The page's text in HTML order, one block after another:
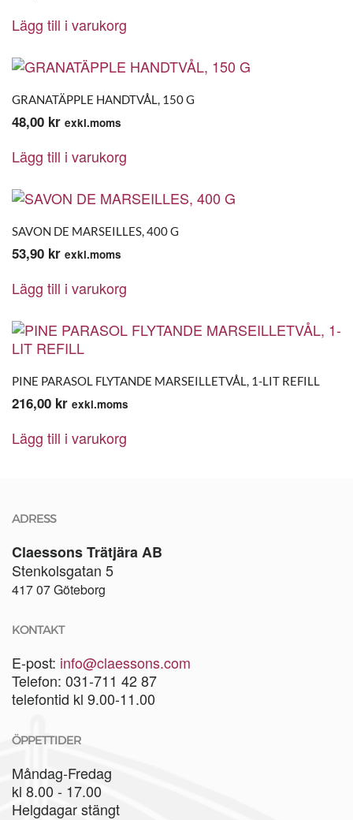
Lägg till i varukorg
GRANATÄPPLE HANDTVÅL, 150 G
48,00 kr exkl.moms
Lägg till i varukorg
SAVON DE MARSEILLES, 400 G
53,90 kr exkl.moms
Lägg till i varukorg
PINE PARASOL FLYTANDE MARSEILLETVÅL, 1-LIT REFILL
216,00 kr exkl.moms
Lägg till i varukorg
ADRESS
Claessons Trätjära AB
Stenkolsgatan 5
417 07 Göteborg
KONTAKT
E-post: info@claessons.com
Telefon: 031-711 42 87
telefontid kl 9.00-11.00
ÖPPETTIDER
Måndag-Fredag
kl 8.00 - 17.00
Helgdagar stängt